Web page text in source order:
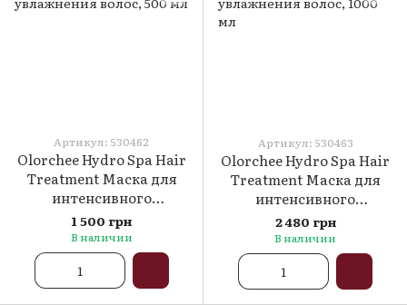
Артикул: 530462
Olorchee Hydro Spa Hair
Treatment Маска для
интенсивного
увлажнения волос, 500
мл
1 500 грн
В наличии
Артикул: 530463
Olorchee Hydro Spa Hair
Treatment Маска для
интенсивного
увлажнения волос, 1000
мл
2 480 грн
В наличии